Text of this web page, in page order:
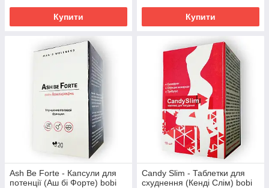
Купити Купити
Ash Be Forte - Капсули для
потенції (Аш бі Форте) bobi
Сandy Slim - Таблетки для
схуднення (Кенді Слім) bobi